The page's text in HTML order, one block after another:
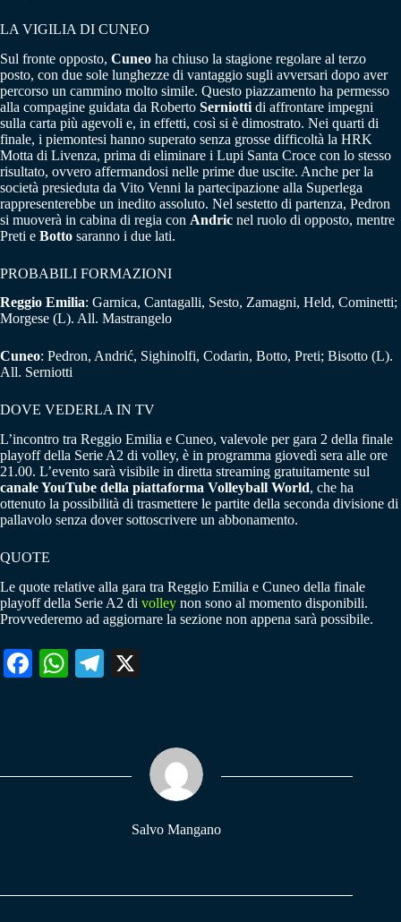
LA VIGILIA DI CUNEO
Sul fronte opposto, Cuneo ha chiuso la stagione regolare al terzo
posto, con due sole lunghezze di vantaggio sugli avversari dopo aver
percorso un cammino molto simile. Questo piazzamento ha permesso
alla compagine guidata da Roberto Serniotti di affrontare impegni
sulla carta più agevoli e, in effetti, così si è dimostrato. Nei quarti di
finale, i piemontesi hanno superato senza grosse difficoltà la HRK
Motta di Livenza, prima di eliminare i Lupi Santa Croce con lo stesso
risultato, ovvero affermandosi nelle prime due uscite. Anche per la
società presieduta da Vito Venni la partecipazione alla Superlega
rappresenterebbe un inedito assoluto. Nel sestetto di partenza, Pedron
si muoverà in cabina di regia con Andric nel ruolo di opposto, mentre
Preti e Botto saranno i due lati.
PROBABILI FORMAZIONI
Reggio Emilia: Garnica, Cantagalli, Sesto, Zamagni, Held, Cominetti;
Morgese (L). All. Mastrangelo
Cuneo: Pedron, Andrić, Sighinolfi, Codarin, Botto, Preti; Bisotto (L).
All. Serniotti
DOVE VEDERLA IN TV
L’incontro tra Reggio Emilia e Cuneo, valevole per gara 2 della finale
playoff della Serie A2 di volley, è in programma giovedì sera alle ore
21.00. L’evento sarà visibile in diretta streaming gratuitamente sul
canale YouTube della piattaforma Volleyball World, che ha
ottenuto la possibilità di trasmettere le partite della seconda divisione di
pallavolo senza dover sottoscrivere un abbonamento.
QUOTE
Le quote relative alla gara tra Reggio Emilia e Cuneo della finale
playoff della Serie A2 di volley non sono al momento disponibili.
Provvederemo ad aggiornare la sezione non appena sarà possibile.
Fa W
pp
Te
m
Salvo Mangano